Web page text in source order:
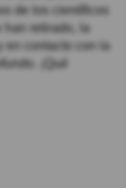
de los científicos
han retirado, la
en contacto con la
¡Qué